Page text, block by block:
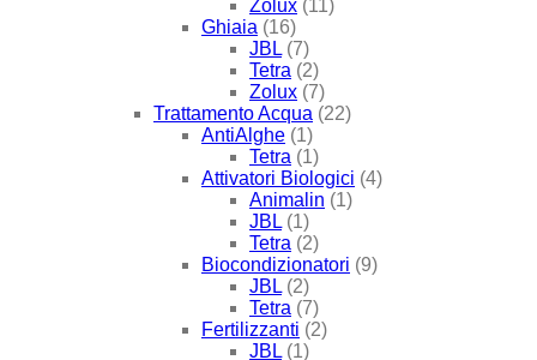
Zolux (11)
Ghiaia (16)
JBL (7)
Tetra (2)
Zolux (7)
Trattamento Acqua (22)
AntiAlghe (1)
Tetra (1)
Attivatori Biologici (4)
Animalin (1)
JBL (1)
Tetra (2)
Biocondizionatori (9)
JBL (2)
Tetra (7)
Fertilizzanti (2)
JBL (1)